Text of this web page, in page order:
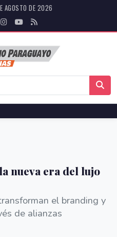
AGOSTO DE 2026
nueva era del lujo
el branding y
de alianzas